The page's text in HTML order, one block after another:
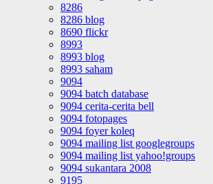
8286
8286 blog
8690 flickr
8993
8993 blog
8993 saham
9094
9094 batch database
9094 cerita-cerita bell
9094 fotopages
9094 foyer koleq
9094 mailing list googlegroups
9094 mailing list yahoo!groups
9094 sukantara 2008
9195